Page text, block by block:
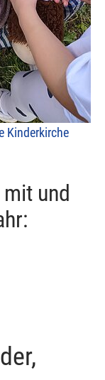
Kinderkirche
und